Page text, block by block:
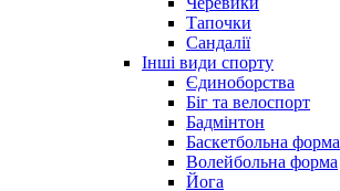
Тапочки
Сандалії
Інші види спорту
Єдиноборства
Біг та велоспорт
Бадмінтон
Баскетбольна форма
Волейбольна форма
Йога